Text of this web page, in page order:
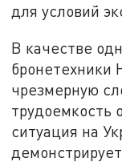
для условий
В качестве
бронетехники
чрезмерную
трудоемкость
ситуация на